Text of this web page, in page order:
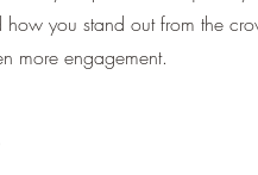
how you stand out from the
more engagement.